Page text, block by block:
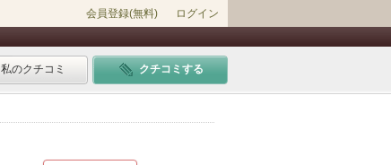
会員登録(無料) ログイン
私のクチコミ クチコミする